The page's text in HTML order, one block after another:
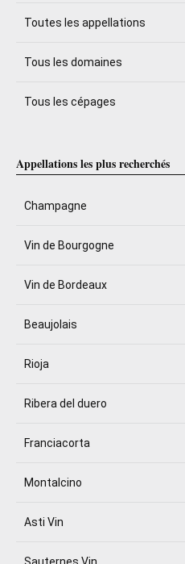
Toutes les appellations
Tous les domaines
Tous les cépages
Appellations les plus recherchés
Champagne
Vin de Bourgogne
Vin de Bordeaux
Beaujolais
Rioja
Ribera del duero
Franciacorta
Montalcino
Asti Vin